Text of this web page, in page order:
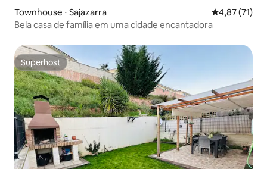
Townhouse ⋅ Sajazarra 4,87 de uma
4,87 (71)
Bela casa de família em uma cidade encantadora
Superhost
Superhost